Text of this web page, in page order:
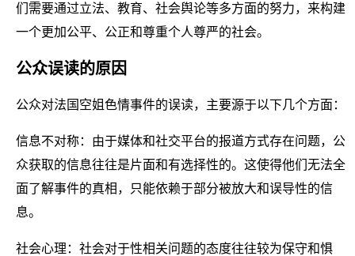
们需要通过立法、教育、社会舆论等多方面的努力，来构建
一个更加公平、公正和尊重个人尊严的社会。
公众误读的原因
公众对法国空姐色情事件的误读，主要源于以下几个方面：
信息不对称：由于媒体和社交平台的报道方式存在问题，公
众获取的信息往往是片面和有选择性的。这使得他们无法全
面了解事件的真相，只能依赖于部分被放大和误导性的信
息。
社会心理：社会对于性相关问题的态度往往较为保守和惧